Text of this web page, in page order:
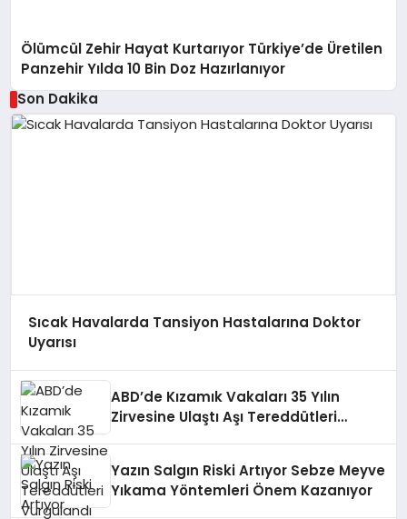
Ölümcül Zehir Hayat Kurtarıyor Türkiye’de Üretilen
Panzehir Yılda 10 Bin Doz Hazırlanıyor
Son Dakika
Sıcak Havalarda Tansiyon Hastalarına Doktor
Uyarısı
ABD’de Kızamık Vakaları 35 Yılın
Zirvesine Ulaştı Aşı Tereddütleri
Yazın Salgın Riski Artıyor Sebze Meyve
Yıkama Yöntemleri Önem Kazanıyor